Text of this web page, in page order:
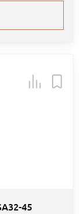
45